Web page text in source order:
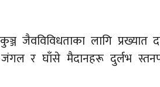
जैवविविधताका लागि
र घाँसे मैदानहरू दुर्लभ